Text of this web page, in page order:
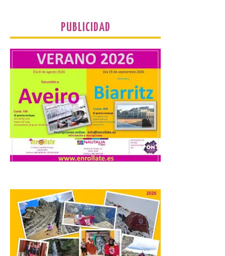
Camarzius fest: frente al
macroevento, un festival
cultural transformador
que apuesta por el legado.
6 Ago 2026
Los días 7, 8 y 9 de agosto
de 2026, Camarzana de
Tera volverá a convertirse
en punto de encuentro,
música en directo mueve grandes
fenómenos de […]
El Ayuntamiento de
Cabrillanes analizará,
PUBLICIDAD